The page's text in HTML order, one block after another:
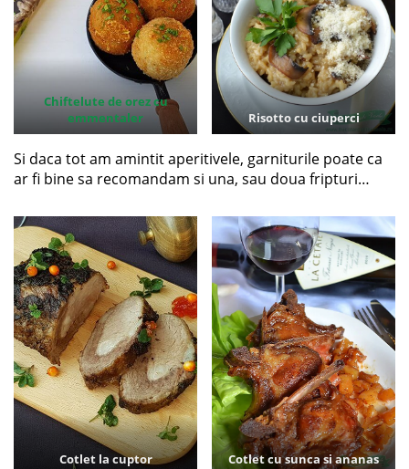
Chiftelute de orez cu
emmentaler
Risotto cu ciuperci
Si daca tot am amintit aperitivele, garniturile poate ca
ar fi bine sa recomandam si una, sau doua fripturi…
Cotlet la cuptor Cotlet cu sunca si ananas